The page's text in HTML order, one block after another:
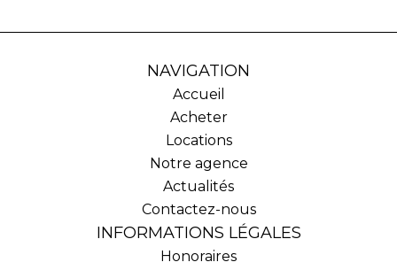
NAVIGATION
Accueil
Acheter
Locations
Notre agence
Actualités
Contactez-nous
INFORMATIONS LÉGALES
Honoraires